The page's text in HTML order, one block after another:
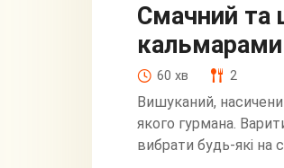
Смачний та
кальмарами
60 хв 2
Вишуканий,
якого гурмана.
вибрати будь-які на